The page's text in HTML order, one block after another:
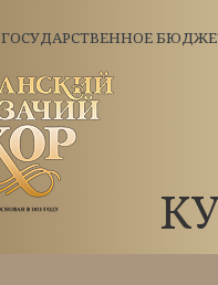
ГОСУДАРСТВЕННОЕ